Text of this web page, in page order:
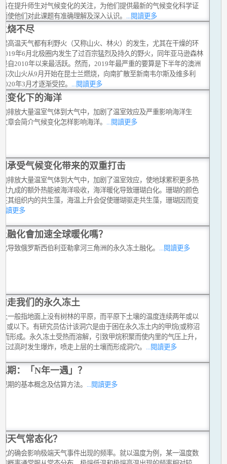
在提升师生对气候变化的关注，为他们提供最新的气候变化科学证
使他们对此课题有准确理解及深入认识。
...閱讀更多
烧不尽
高温天气都有利野火（又称山火、林火）的发生，尤其在干燥的环
年6月北极圈内发生了过百宗猛烈及持久的野火，同年亚马逊森林
自2010年以来最活跃。然而，2019年最严重的要算是下半年的澳洲
次山火从9月开始在昆士兰燃烧，向南扩散至新南韦尔斯及维多利
年3月才逐渐受控。 ...閱讀更多
变化下的海洋
排放大量温室气体到大气中，加剧了温室效应及严重影响海洋生
章会简介气候变化怎样影响海洋。
...閱讀更多
承受气候变化带来的双重打击
排放大量温室气体到大气中，加剧了温室效应，使地球累积更多热
九成的额外热能被海洋吸收，海洋暖化导致珊瑚白化。珊瑚的颜色
其组织内的共生藻，海温上升会促使珊瑚驱走共生藻，珊瑚因而变
讀更多
融化會加速全球暖化嗎？
导致俄罗斯西伯利亚勒拿河三角洲的永久冻土融化。 ...閱讀更多
走我们的永久冻土
一般指地面上没有树林的平原，而平原下土壤的温度连续两年或以
或以下。有研究员估计该洞穴是由于困在永久冻土内的甲烷(或称沼
而形成。永久冻土受热而溶解，引致甲烷积聚而使内里的气压上升，
过高时发生爆炸，喷走上层的土壤而形成洞穴。
...閱讀更多
期：「N年一遇」？
期的基本概念及估算方法。 ...閱讀更多
天气常态化？
的确会影响极端天气事件出现的频率。就以温度为例，某一温度数